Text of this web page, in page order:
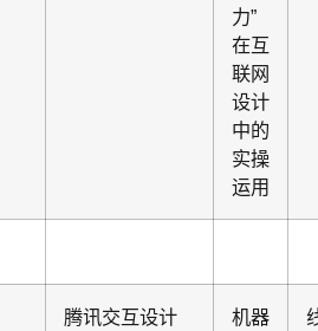
力”
在互
联网
设计
中的
实操
运用
腾讯交互设计
机器